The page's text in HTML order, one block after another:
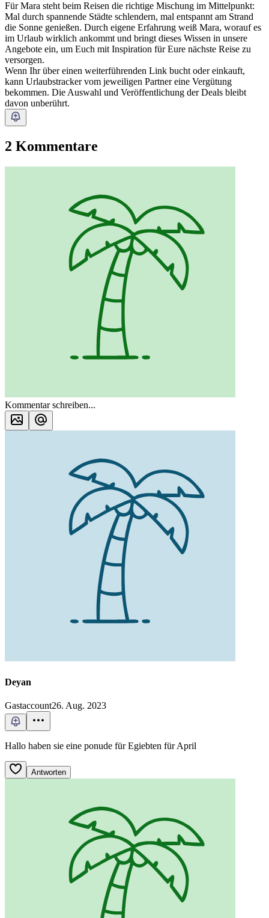
Für Mara steht beim Reisen die richtige Mischung im Mittelpunkt:
Mal durch spannende Städte schlendern, mal entspannt am Strand
die Sonne genießen. Durch eigene Erfahrung weiß Mara, worauf es
im Urlaub wirklich ankommt und bringt dieses Wissen in unsere
Angebote ein, um Euch mit Inspiration für Eure nächste Reise zu
versorgen.
Wenn Ihr über einen weiterführenden Link bucht oder einkauft,
kann Urlaubstracker vom jeweiligen Partner eine Vergütung
bekommen. Die Auswahl und Veröffentlichung der Deals bleibt
davon unberührt.
2 Kommentare
Kommentar schreiben...
Deyan
Gastaccount26. Aug. 2023
Hallo haben sie eine ponude für Egiebten für April
Antworten